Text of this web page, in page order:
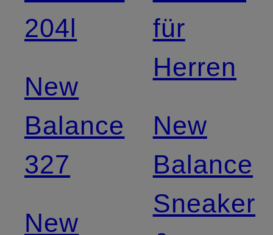
204l
New
Balance
327
New
für
Herren
New
Balance
Sneaker